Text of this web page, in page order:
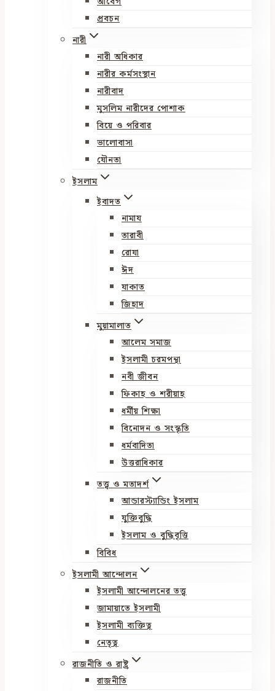
প্রবচন
নারী
নারী অধিকার
নারীর কর্মসংস্থান
নারীবাদ
মুসলিম নারীদের পোশাক
বিয়ে ও পরিবার
ভালোবাসা
যৌনতা
ইসলাম
ইবাদত
নামায
তারাবী
রোযা
ঈদ
যাকাত
জিহাদ
মুয়ামালাত
আলেম সমাজ
ইসলামী চরমপন্থা
নবী জীবন
ফিকাহ ও শরীয়াহ
ধর্মীয় শিক্ষা
বিনোদন ও সংস্কৃতি
ধর্মবাদিতা
উত্তরাধিকার
তত্ত্ব ও মতাদর্শ
আন্ডারস্ট্যান্ডিং ইসলাম
যুক্তিবুদ্ধি
ইসলাম ও বুদ্ধিবৃত্তি
বিবিধ
ইসলামী আন্দোলন
ইসলামী আন্দোলনের তত্ত্ব
জামায়াতে ইসলামী
ইসলামী ব্যক্তিত্ব
নেতৃত্ব
রাজনীতি ও রাষ্ট্র
রাজনীতি